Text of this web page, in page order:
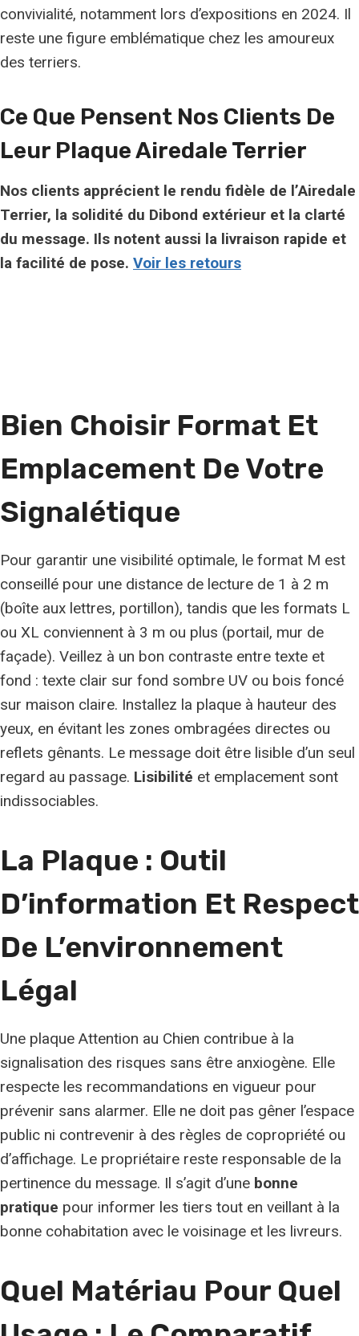
convivialité, notamment lors d’expositions en 2024. Il
reste une figure emblématique chez les amoureux
des terriers.
Ce Que Pensent Nos Clients De
Leur Plaque Airedale Terrier
Nos clients apprécient le rendu fidèle de l’Airedale
Terrier, la solidité du Dibond extérieur et la clarté
du message. Ils notent aussi la livraison rapide et
la facilité de pose. Voir les retours
Bien Choisir Format Et
Emplacement De Votre
Signalétique
Pour garantir une visibilité optimale, le format M est
conseillé pour une distance de lecture de 1 à 2 m
(boîte aux lettres, portillon), tandis que les formats L
ou XL conviennent à 3 m ou plus (portail, mur de
façade). Veillez à un bon contraste entre texte et
fond : texte clair sur fond sombre UV ou bois foncé
sur maison claire. Installez la plaque à hauteur des
yeux, en évitant les zones ombragées directes ou
reflets gênants. Le message doit être lisible d’un seul
regard au passage. Lisibilité et emplacement sont
indissociables.
La Plaque : Outil
D’information Et Respect
De L’environnement
Légal
Une plaque Attention au Chien contribue à la
signalisation des risques sans être anxiogène. Elle
respecte les recommandations en vigueur pour
prévenir sans alarmer. Elle ne doit pas gêner l’espace
public ni contrevenir à des règles de copropriété ou
d’affichage. Le propriétaire reste responsable de la
pertinence du message. Il s’agit d’une bonne
pratique pour informer les tiers tout en veillant à la
bonne cohabitation avec le voisinage et les livreurs.
Quel Matériau Pour Quel